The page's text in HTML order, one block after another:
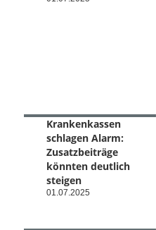
Krankenkassen
schlagen Alarm:
Zusatzbeiträge
könnten deutlich
steigen
01.07.2025